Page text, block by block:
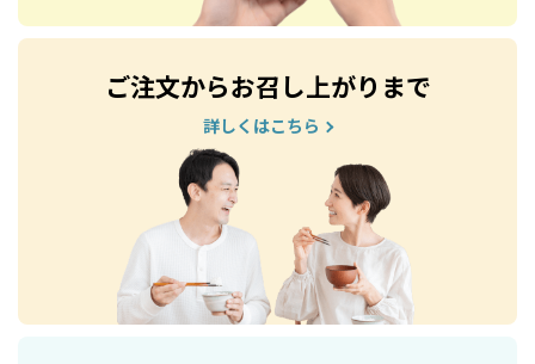
ご注文からお召し上がりまで
詳しくはこちら